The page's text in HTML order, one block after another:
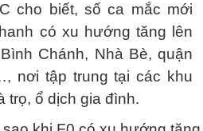
cho biết, số ca mắc mới
có xu hướng tăng lên
Chánh, Nhà Bè, quận
nơi tập trung tại các khu
trọ, ổ dịch gia đình.